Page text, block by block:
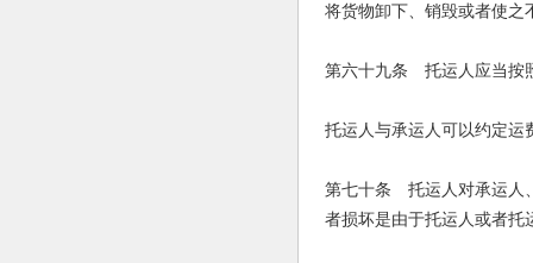
将货物卸下、销毁或者使之
第六十九条 托运人应当按
托运人与承运人可以约定运
第七十条 托运人对承运人
者损坏是由于托运人或者托